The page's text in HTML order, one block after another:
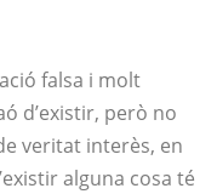
falsa i molt
d’existir, però no
veritat interès, en
alguna cosa té